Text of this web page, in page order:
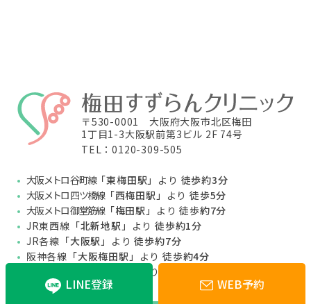
LINE登録 WEB予約
〒530-0001 大阪府大阪市北区梅田
1丁目1-3大阪駅前第3ビル 2F 74号
TEL：0120-309-505
大阪メトロ 谷町線「東梅田駅」 より 徒歩約3分
大阪メトロ 四ツ橋線「西梅田駅」 より徒歩5分
大阪メトロ 御堂筋線「梅田駅」 より徒歩約7分
JR東西線 「北新地駅」 より徒歩約1分
JR各線 「大阪駅」 より徒歩約7分
阪神各線 「大阪梅田駅」 より徒歩約4分
より